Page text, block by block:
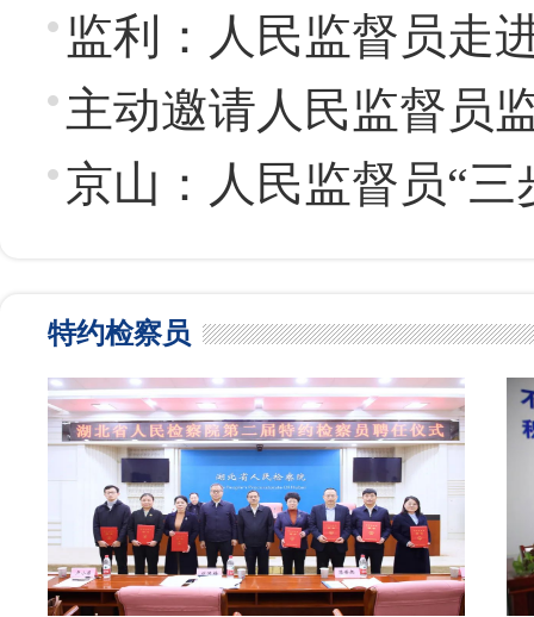
监利：人民监督员走
主动邀请人民监督员
京山：人民监督员“
特约检察员